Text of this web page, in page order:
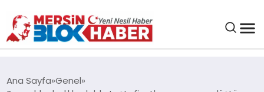
Ana Sayfa Genel